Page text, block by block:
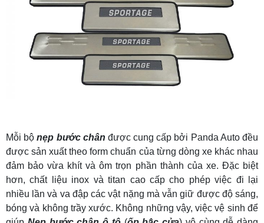
Mỗi bộnẹp bước chân được cung cấp bởi Panda Auto đều
được sản xuất theo form chuẩn của từng dòng xe khác nhau
đảm bảo vừa khít và ôm trọn phần thành của xe. Đặc biệt
hơn, chất liệu inox và titan cao cấp cho phép việc đi lại
nhiều lần và va đập các vật nặng mà vẫn giữ được độ sáng,
bóng và không trầy xước. Không những vậy, việc vệ sinh để